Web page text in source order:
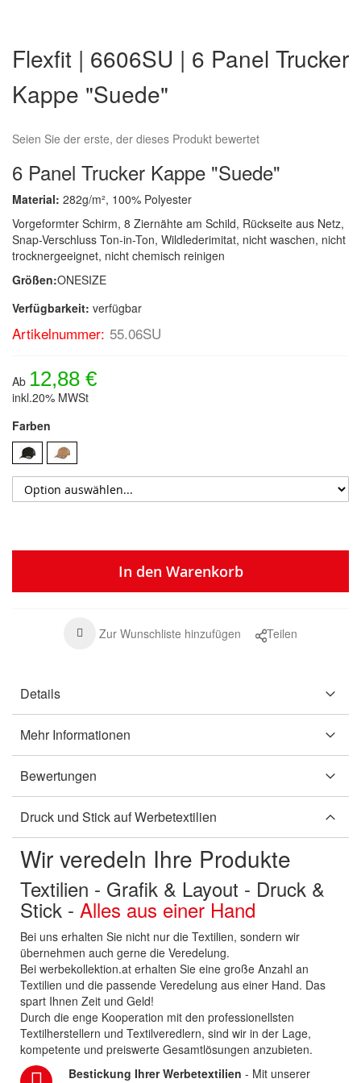
der
Bildergalerie
springen
Flexfit | 6606SU | 6 Panel Trucker
Kappe "Suede"
Seien Sie der erste, der dieses Produkt bewertet
6 Panel Trucker Kappe "Suede"
Material: 282g/m², 100% Polyester
Vorgeformter Schirm, 8 Ziernähte am Schild, Rückseite aus Netz,
Snap-Verschluss Ton-in-Ton, Wildlederimitat, nicht waschen, nicht
trocknergeeignet, nicht chemisch reinigen
Größen:ONESIZE
Verfügbarkeit: verfügbar
Artikelnummer: 55.06SU
Ab 12,88 €
inkl.20% MWSt
Farben
In den Warenkorb
Zur Wunschliste hinzufügen Teilen
Details
Mehr Informationen
Bewertungen
Druck und Stick auf Werbetextilien
Wir veredeln Ihre Produkte
Textilien - Grafik & Layout - Druck &
Stick - Alles aus einer Hand
Bei uns erhalten Sie nicht nur die Textilien, sondern wir
übernehmen auch gerne die Veredelung.
Bei werbekollektion.at erhalten Sie eine große Anzahl an
Textilien und die passende Veredelung aus einer Hand. Das
spart Ihnen Zeit und Geld!
Durch die enge Kooperation mit den professionellsten
Textilherstellern und Textilveredlern, sind wir in der Lage,
kompetente und preiswerte Gesamtlösungen anzubieten.
Bestickung Ihrer Werbetextilien - Mit unserer